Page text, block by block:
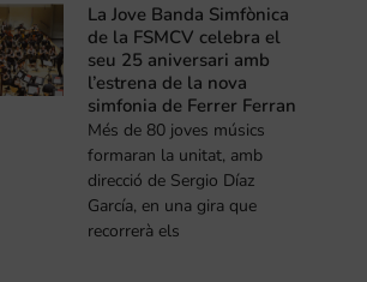
La Jove Banda Simfònica
de la FSMCV celebra el
seu 25 aniversari amb
l’estrena de la nova
simfonia de Ferrer Ferran
Més de 80 joves músics
formaran la unitat, amb
direcció de Sergio Díaz
García, en una gira que
recorrerà els